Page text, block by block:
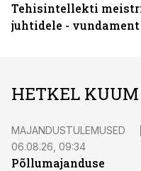
Tehisintellekti
juhtidele - vundament
HETKEL KUUM
MAJANDUSTULEMUSED
06.08.26, 09:34
Põllumajanduse